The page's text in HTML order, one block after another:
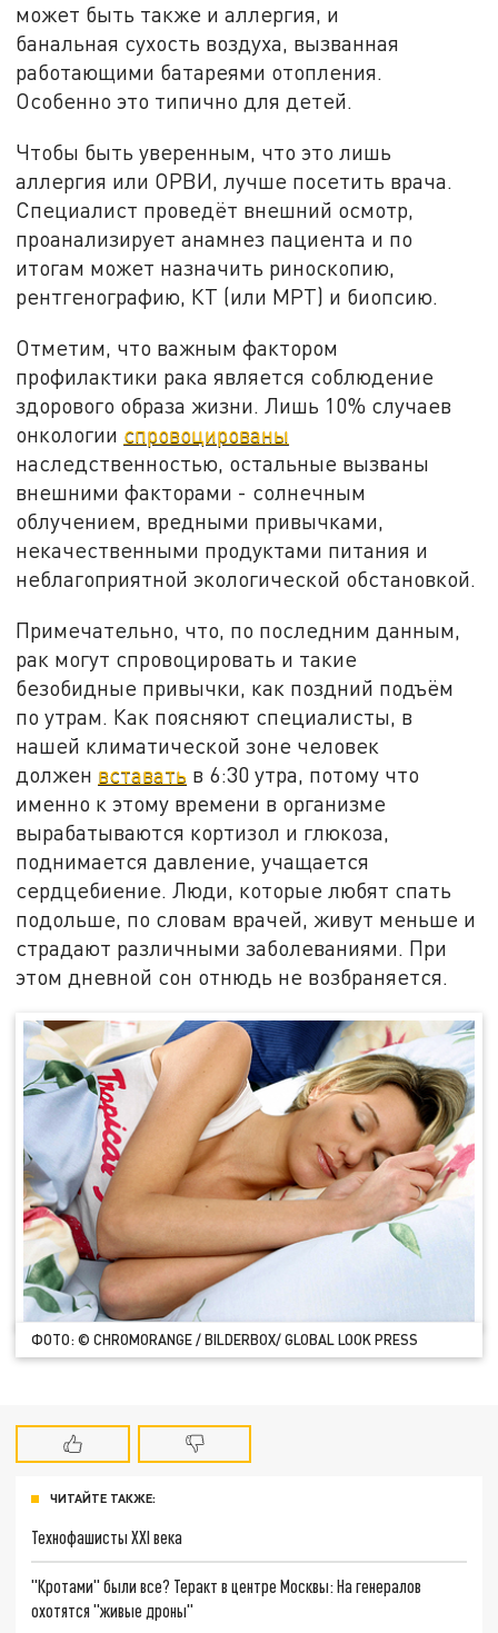
может быть также и аллергия, и
банальная сухость воздуха, вызванная
работающими батареями отопления.
Особенно это типично для детей.
Чтобы быть уверенным, что это лишь
аллергия или ОРВИ, лучше посетить врача.
Специалист проведёт внешний осмотр,
проанализирует анамнез пациента и по
итогам может назначить риноскопию,
рентгенографию, КТ (или МРТ) и биопсию.
Отметим, что важным фактором
профилактики рака является соблюдение
здорового образа жизни. Лишь 10% случаев
онкологии спровоцированы
наследственностью, остальные вызваны
внешними факторами - солнечным
облучением, вредными привычками,
некачественными продуктами питания и
неблагоприятной экологической обстановкой.
Примечательно, что, по последним данным,
рак могут спровоцировать и такие
безобидные привычки, как поздний подъём
по утрам. Как поясняют специалисты, в
нашей климатической зоне человек
должен вставать в 6:30 утра, потому что
именно к этому времени в организме
вырабатываются кортизол и глюкоза,
поднимается давление, учащается
сердцебиение. Люди, которые любят спать
подольше, по словам врачей, живут меньше и
страдают различными заболеваниями. При
этом дневной сон отнюдь не возбраняется.
ФОТО: © CHROMORANGE / BILDERBOX/ GLOBAL LOOK PRESS
ЧИТАЙТЕ ТАКЖЕ:
Технофашисты XXI века
"Кротами" были все? Теракт в центре Москвы: На генералов
охотятся "живые дроны"